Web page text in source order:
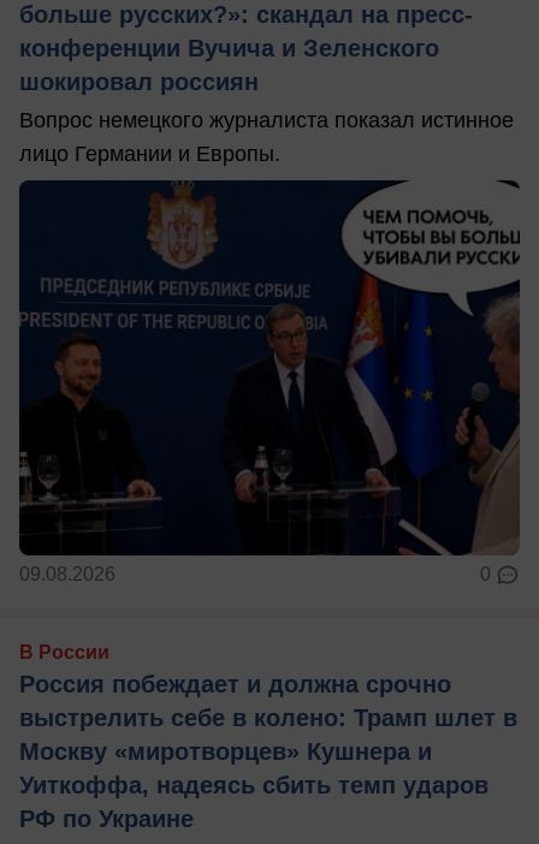
больше русских?»: скандал на пресс-
конференции Вучича и Зеленского
шокировал россиян
Вопрос немецкого журналиста показал истинное
лицо Германии и Европы.
09.08.2026 0
В России
Россия побеждает и должна срочно
выстрелить себе в колено: Трамп шлет в
Москву «миротворцев» Кушнера и
Уиткоффа, надеясь сбить темп ударов
РФ по Украине